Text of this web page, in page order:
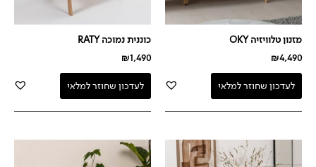
מזנון טלוויזיה OKY
₪4,490
לעדכון שחוזר למלאי
כוננית נמוכה RATY
₪1,490
לעדכון שחוזר למלאי